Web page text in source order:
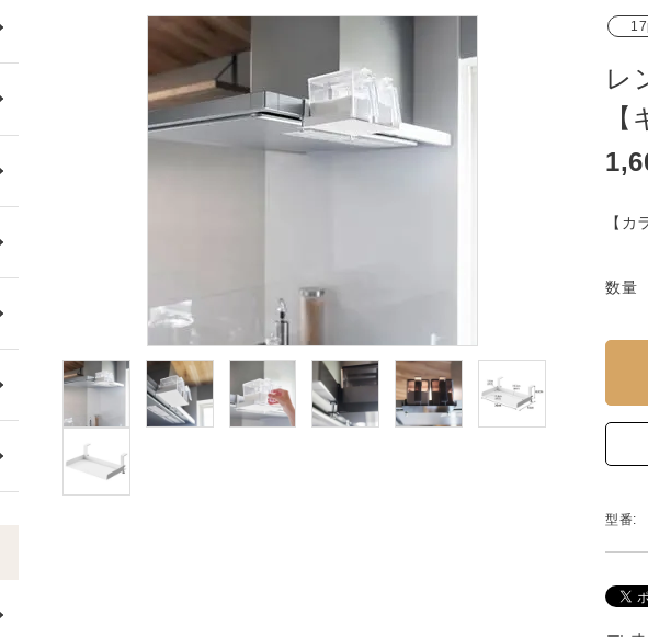
レ
【カ
数量
型番: